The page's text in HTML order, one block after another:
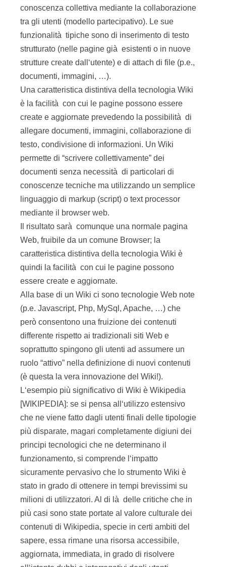
conoscenza collettiva mediante la collaborazione
tra gli utenti (modello partecipativo). Le sue
funzionalità tipiche sono di inserimento di testo
strutturato (nelle pagine già esistenti o in nuove
strutture create dall‘utente) e di attach di file (p.e.,
documenti, immagini, …).
Una caratteristica distintiva della tecnologia Wiki
è la facilità con cui le pagine possono essere
create e aggiornate prevedendo la possibilità di
allegare documenti, immagini, collaborazione di
testo, condivisione di informazioni. Un Wiki
permette di “scrivere collettivamente” dei
documenti senza necessità di particolari di
conoscenze tecniche ma utilizzando un semplice
linguaggio di markup (script) o text processor
mediante il browser web.
Il risultato sarà comunque una normale pagina
Web, fruibile da un comune Browser; la
caratteristica distintiva della tecnologia Wiki è
quindi la facilità con cui le pagine possono
essere create e aggiornate.
Alla base di un Wiki ci sono tecnologie Web note
(p.e. Javascript, Php, MySql, Apache, …) che
però consentono una fruizione dei contenuti
differente rispetto ai tradizionali siti Web e
soprattutto spingono gli utenti ad assumere un
ruolo “attivo” nella definizione di nuovi contenuti
(è questa la vera innovazione del Wiki!).
L‘esempio più significativo di Wiki è Wikipedia
[WIKIPEDIA]: se si pensa all‘utilizzo estensivo
che ne viene fatto dagli utenti finali delle tipologie
più disparate, magari completamente digiuni dei
principi tecnologici che ne determinano il
funzionamento, si comprende l‘impatto
sicuramente pervasivo che lo strumento Wiki è
stato in grado di ottenere in tempi brevissimi su
milioni di utilizzatori. Al di là delle critiche che in
più casi sono state portate al valore culturale dei
contenuti di Wikipedia, specie in certi ambiti del
sapere, essa rimane una risorsa accessibile,
aggiornata, immediata, in grado di risolvere